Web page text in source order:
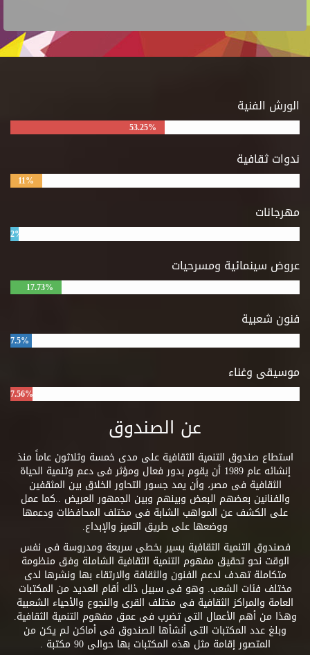
الورش الفنية
53.25%
ندوات ثقافية
11%
مهرجانات
2%
عروض سينمائية ومسرحيات
17.73%
فنون شعبية
7.5%
موسيقى وغناء
7.56%
عن الصندوق
استطاع صندوق التنمية الثقافية على مدى خمسة وثلاثون عاماً منذ
إنشائه عام 1989 أن يقوم بدور فعال ومؤثر فى دعم وتنمية الحياة
الثقافية فى مصر، وأن يمد جسور التحاور الخلاق بين المثقفين
والفنانين بعضهم البعض وبينهم وبين الجمهور العريض ..كما عمل
على الكشف عن المواهب الشابة فى مختلف المحافظات ودعمها
ووضعها على طريق التميز والإبداع.
فصندوق التنمية الثقافية يسير بخطى سريعة ومدروسة فى نفس
الوقت نحو تحقيق مفهوم التنمية الثقافية الشاملة وفق منظومة
متكاملة تهدف لدعم الفنون والثقافة والارتقاء بها ونشرها لدى
مختلف فئات الشعب. وهو فى سبيل ذلك أقام العديد من المكتبات
العامة والمراكز الثقافية فى مختلف القرى والنجوع والأحياء الشعبية
وهذا من أهم الأعمال التى تضرب فى عمق مفهوم التنمية الثقافية.
وبلغ عدد المكتبات التى أنشأها الصندوق فى أماكن لم يكن من
المتصور إقامة مثل هذه المكتبات بها حوالى 90 مكتبة .